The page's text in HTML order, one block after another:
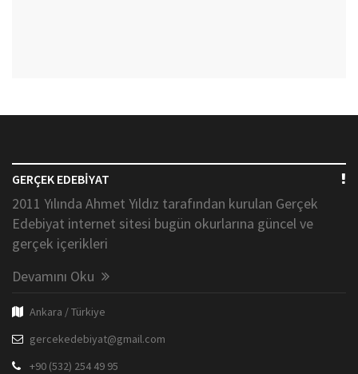
GERÇEK EDEBİYAT
2011 Yılında Ahmet Yıldız tarafından kurulan Gerçek
Edebiyat internet sitesi bugün okurlarına güncel ve
gerçek içerikleri
Devamını Oku
Ankara / Türkiye
gercekedebiyat@gmail.com
+90 (532) 254 49 95